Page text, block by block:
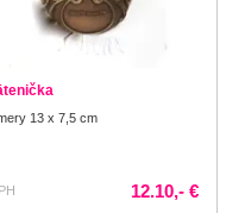
13 x 7,5 cm
12.10,- €